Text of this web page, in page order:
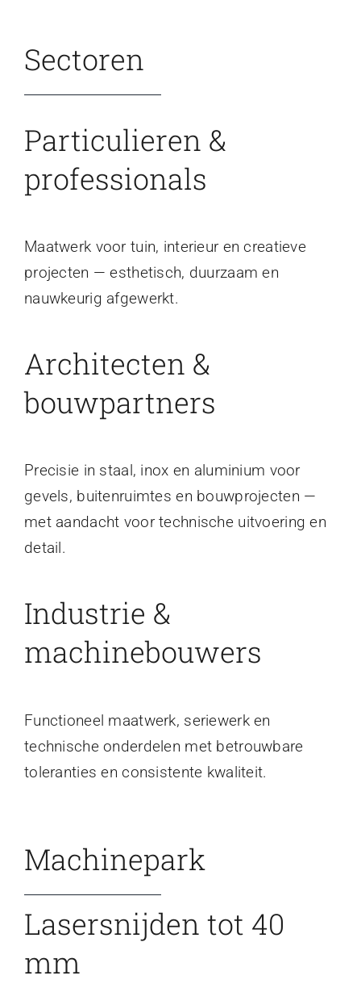
Sectoren
Particulieren &
professionals
Maatwerk voor tuin, interieur en creatieve
projecten — esthetisch, duurzaam en
nauwkeurig afgewerkt.
Architecten &
bouwpartners
Precisie in staal, inox en aluminium voor
gevels, buitenruimtes en bouwprojecten —
met aandacht voor technische uitvoering en
detail.
Industrie &
machinebouwers
Functioneel maatwerk, seriewerk en
technische onderdelen met betrouwbare
toleranties en consistente kwaliteit.
Machinepark
Lasersnijden tot 40
mm